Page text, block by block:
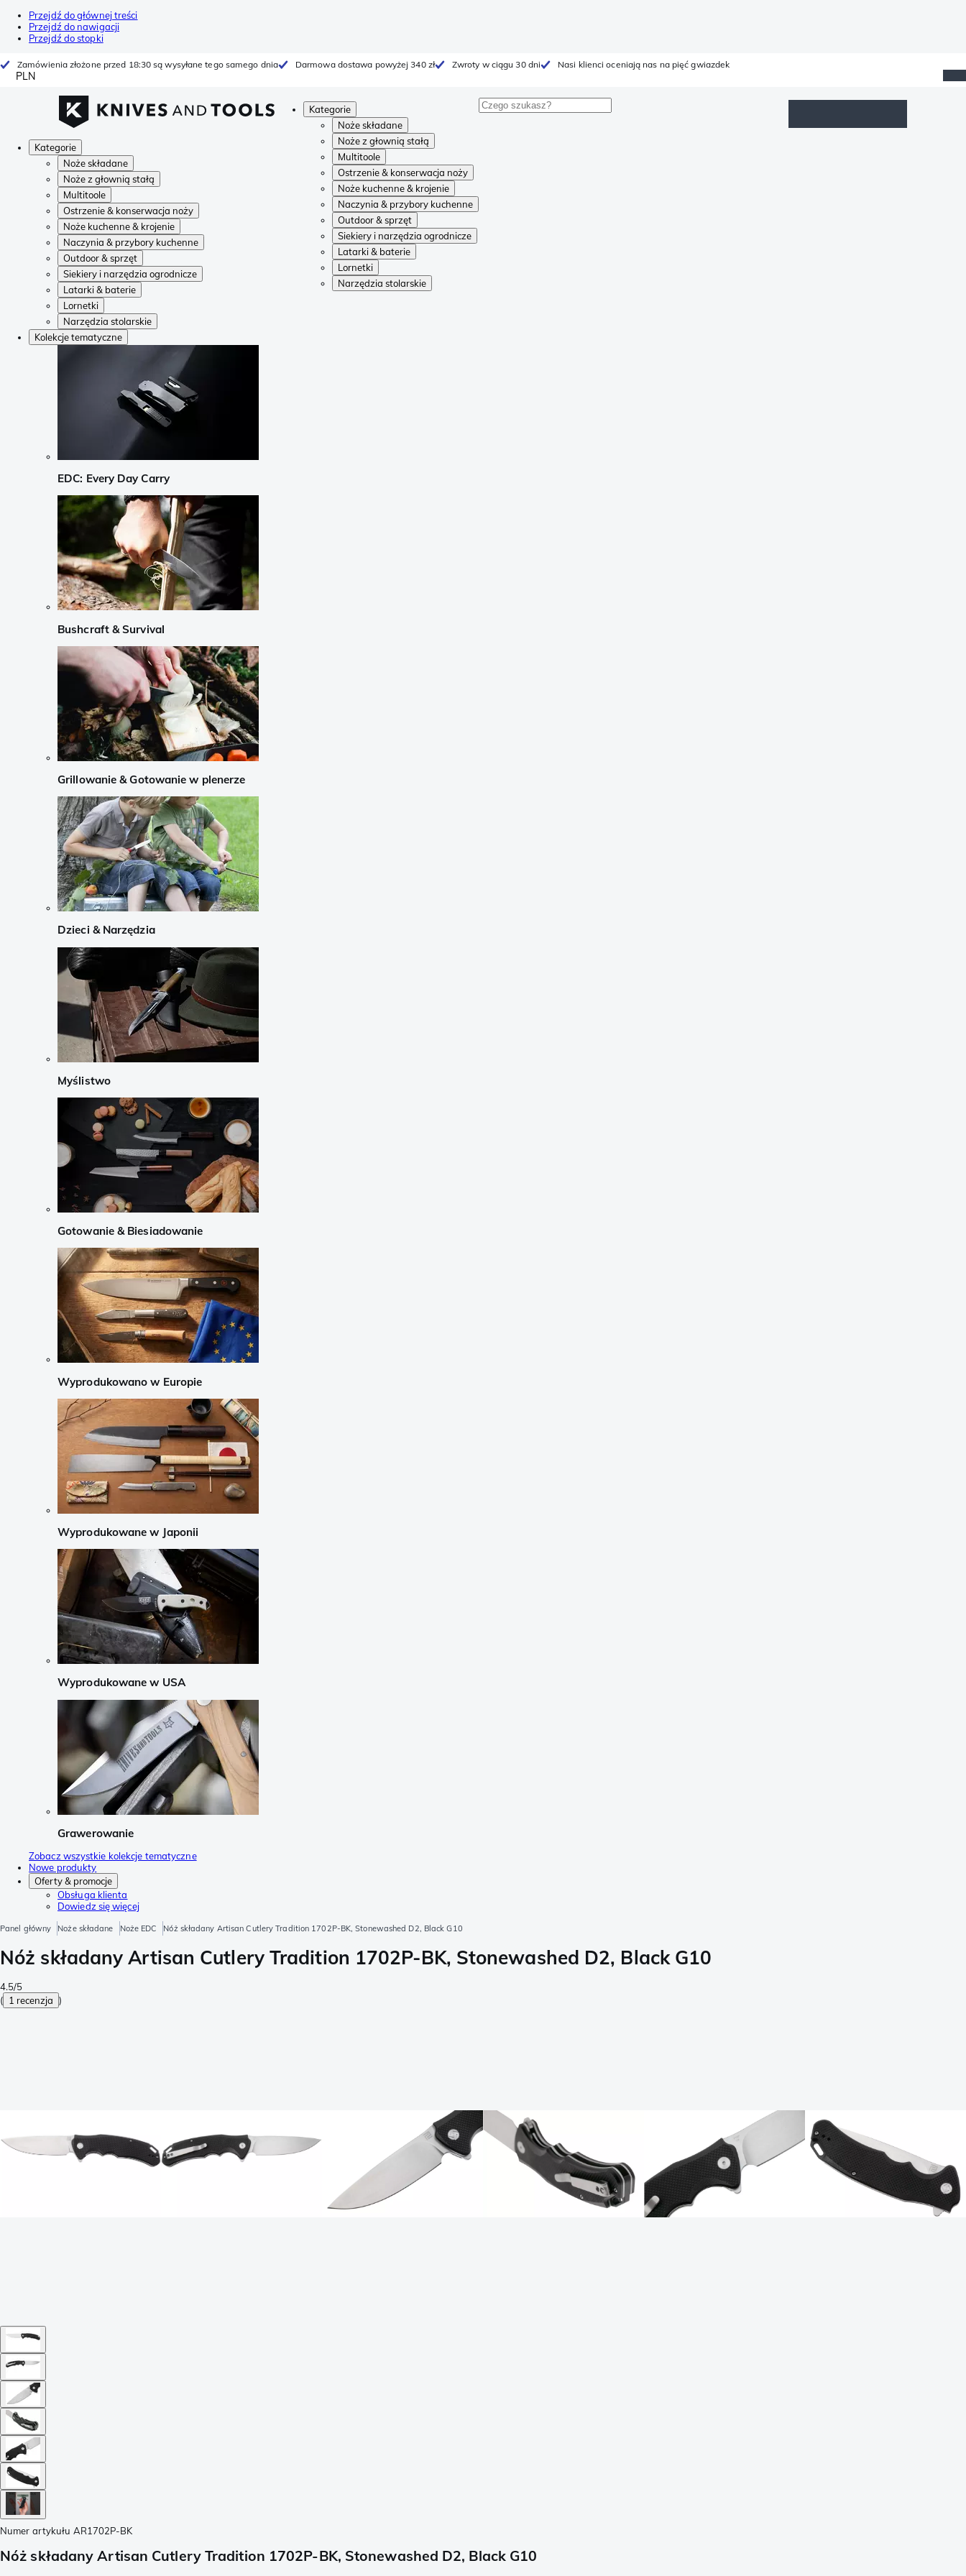
Przejdź do głównej treści
Przejdź do nawigacji
Przejdź do stopki
Zamówienia złożone przed 18:30 są wysyłane tego samego dnia Darmowa dostawa powyżej 340 zł Zwroty w ciągu 30 dni Nasi klienci oceniają nas na pięć gwiazdek
PLN
Kategorie
Noże składane
Noże z głownią stałą
Multitoole
Ostrzenie & konserwacja noży
Noże kuchenne & krojenie
Naczynia & przybory kuchenne
Outdoor & sprzęt
Siekiery i narzędzia ogrodnicze
Latarki & baterie
Lornetki
Narzędzia stolarskie
Kategorie
Noże składane
Noże z głownią stałą
Multitoole
Ostrzenie & konserwacja noży
Noże kuchenne & krojenie
Naczynia & przybory kuchenne
Outdoor & sprzęt
Siekiery i narzędzia ogrodnicze
Latarki & baterie
Lornetki
Narzędzia stolarskie
Kolekcje tematyczne
EDC: Every Day Carry
Bushcraft & Survival
Grillowanie & Gotowanie w plenerze
Dzieci & Narzędzia
Myślistwo
Gotowanie & Biesiadowanie
Wyprodukowano w Europie
Wyprodukowane w Japonii
Wyprodukowane w USA
Grawerowanie
Zobacz wszystkie kolekcje tematyczne
Nowe produkty
Oferty & promocje
Obsługa klienta
Dowiedz się więcej
Panel główny Noże składane Noże EDC Nóż składany Artisan Cutlery Tradition 1702P-BK, Stonewashed D2, Black G10
Nóż składany Artisan Cutlery Tradition 1702P-BK, Stonewashed D2, Black G10
4.5/5
( 1 recenzja )
Numer artykułu AR1702P-BK
Nóż składany Artisan Cutlery Tradition 1702P-BK, Stonewashed D2, Black G10